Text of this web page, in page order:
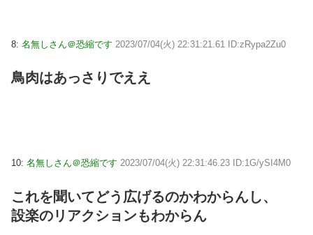
8: 名無しさん＠恐縮です 2023/07/04(火) 22:31:21.61 ID:zRypa2Zu0
鳥肉はあっさりでええ
10: 名無しさん＠恐縮です 2023/07/04(火) 22:31:46.23 ID:1G/ySI4M0
これを聞いてどう広げるのかわからんし、
設楽のリアクションもわからん